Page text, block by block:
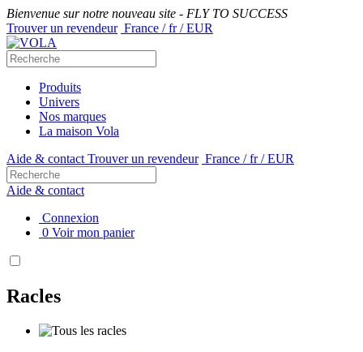
Bienvenue sur notre nouveau site - FLY TO SUCCESS
Trouver un revendeur France / fr / EUR
Produits
Univers
Nos marques
La maison Vola
Aide & contact Trouver un revendeur France / fr / EUR
Aide & contact
Connexion
0 Voir mon panier
Racles